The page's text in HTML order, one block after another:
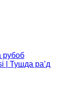
рубоб
| Тушда ра’д